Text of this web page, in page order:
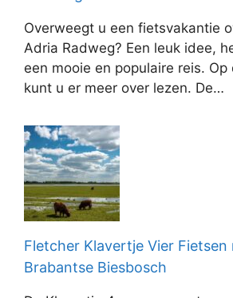
Overweegt u een fietsvakantie
Adria Radweg? Een leuk idee,
een mooie en populaire reis. Op
kunt u er meer over lezen. De…
Fletcher Klavertje Vier Fietsen
Brabantse Biesbosch